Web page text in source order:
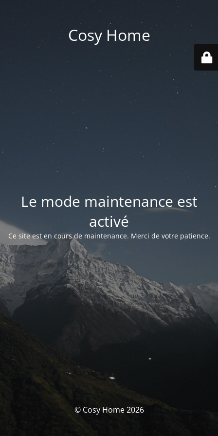
Cosy Home
Le mode maintenance est
activé
Ce site est en cours de maintenance. Merci de votre patience.
© Cosy Home 2026